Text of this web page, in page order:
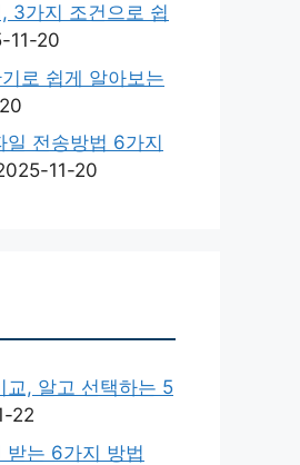
3가지 조건으로 쉽
11-20
로 쉽게 알아보는
일 전송방법 6가지
11-20
교, 알고 선택하는 5
22
받는 6가지 방법